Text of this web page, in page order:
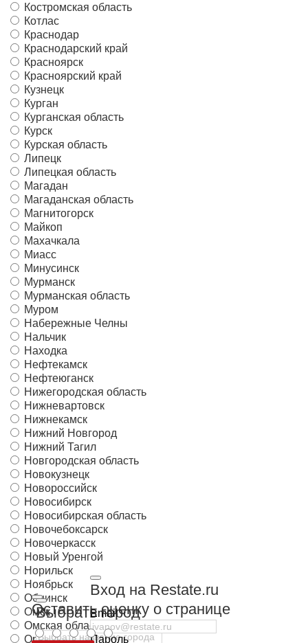
Выбрать город
Вход на Restate.ru
Email
Пароль
Костромская область
Котлас
Краснодар
Краснодарский край
Красноярск
Красноярский край
Кузнецк
Курган
Курганская область
Курск
Курская область
Липецк
Липецкая область
Магадан
Магаданская область
Магнитогорск
Майкоп
Махачкала
Миасс
Минусинск
Мурманск
Мурманская область
Муром
Набережные Челны
Нальчик
Находка
Нефтекамск
Нефтеюганск
Нижегородская область
Нижневартовск
Нижнекамск
Нижний Новгород
Нижний Тагил
Новгородская область
Новокузнецк
Новороссийск
Новосибирск
Новосибирская область
Новочебоксарск
Новочеркасск
Новый Уренгой
Норильск
Ноябрьск
Обнинск
Омск
Омская область
Орёл
Оставить оценку о странице